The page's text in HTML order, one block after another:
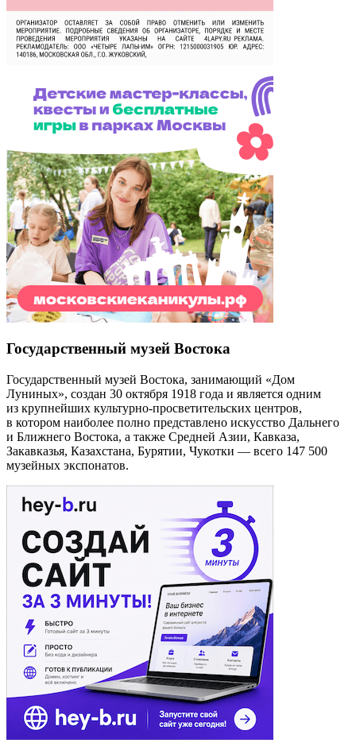
Государственный музей Востока
Государственный музей Востока, занимающий «Дом
Луниных», создан 30 октября 1918 года и является одним
из крупнейших культурно-просветительских центров,
в котором наиболее полно представлено искусство Дальнего
и Ближнего Востока, а также Средней Азии, Кавказа,
Закавказья, Казахстана, Бурятии, Чукотки — всего 147 500
музейных экспонатов.